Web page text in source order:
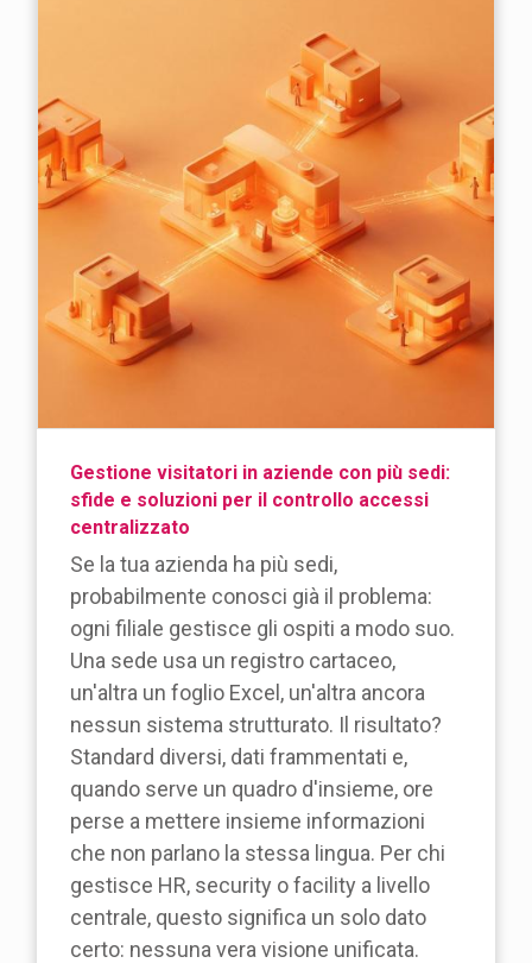
Gestione visitatori in aziende con più sedi:
sfide e soluzioni per il controllo accessi
centralizzato
Se la tua azienda ha più sedi,
probabilmente conosci già il problema:
ogni filiale gestisce gli ospiti a modo suo.
Una sede usa un registro cartaceo,
un'altra un foglio Excel, un'altra ancora
nessun sistema strutturato. Il risultato?
Standard diversi, dati frammentati e,
quando serve un quadro d'insieme, ore
perse a mettere insieme informazioni
che non parlano la stessa lingua. Per chi
gestisce HR, security o facility a livello
centrale, questo significa un solo dato
certo: nessuna vera visione unificata.